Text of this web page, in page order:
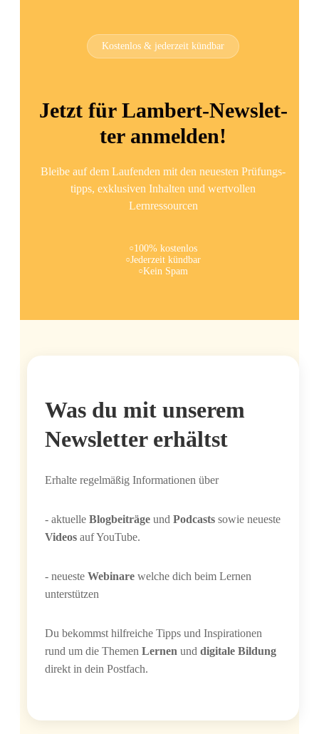
Kos­ten­los & jeder­zeit kündbar
Jetzt für Lam­bert-News­let­
ter anmelden!
Blei­be auf dem Lau­fen­den mit den neu­es­ten Prü­fungs­
tipps, exklu­si­ven Inhal­ten und wert­vol­len
Lernressourcen
100% kos­ten­los
Jeder­zeit kündbar
Kein Spam
Was du mit unse­rem
News­let­ter erhältst
Erhal­te regel­mä­ßig Infor­ma­tio­nen über
- aktu­el­le Blog­bei­trä­ge und Pod­casts sowie neu­es­te
Vide­os auf YouTube.
- neu­es­te Web­i­na­re wel­che dich beim Ler­nen
unterstützen
Du bekommst hilf­rei­che Tipps und Inspi­ra­tio­nen
rund um die The­men Ler­nen und digi­ta­le Bil­dung
direkt in dein Postfach.